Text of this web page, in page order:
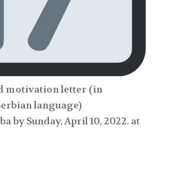
motivation letter (in
language)
by Sunday, April 10, 2022. at